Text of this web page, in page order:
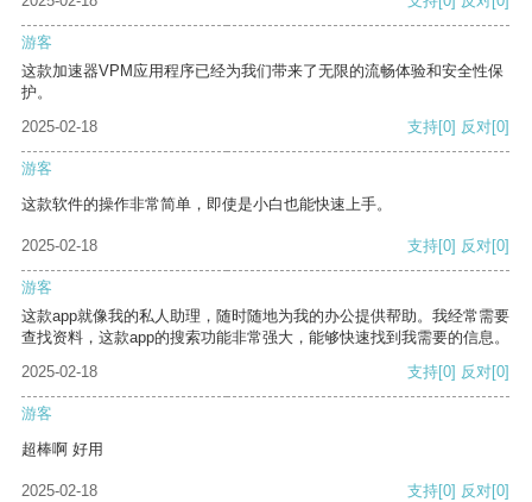
游客
这款加速器VPM应用程序已经为我们带来了无限的流畅体验和安全性保
护。
2025-02-18
支持[0] 反对[0]
游客
这款软件的操作非常简单，即使是小白也能快速上手。
2025-02-18 支持[0] 反对[0]
游客
这款app就像我的私人助理，随时随地为我的办公提供帮助。我经常需要
查找资料，这款app的搜索功能非常强大，能够快速找到我需要的信息。
2025-02-18
支持[0] 反对[0]
游客
超棒啊 好用
2025-02-18 支持[0] 反对[0]